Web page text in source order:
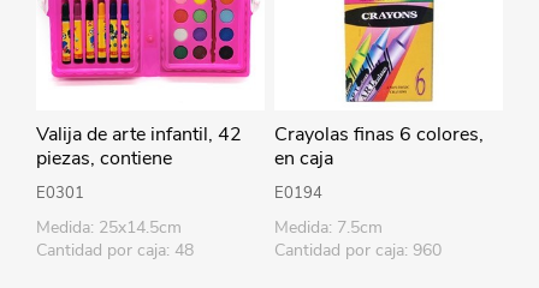
Valija de arte infantil, 42
piezas, contiene
marcadores, crayolas,
pasteles, acuarelas, y
varios accesorios
E0301
Medida: 25x14.5cm
Cantidad por caja: 48
Crayolas finas 6 colores,
en caja
E0194
Medida: 7.5cm
Cantidad por caja: 960